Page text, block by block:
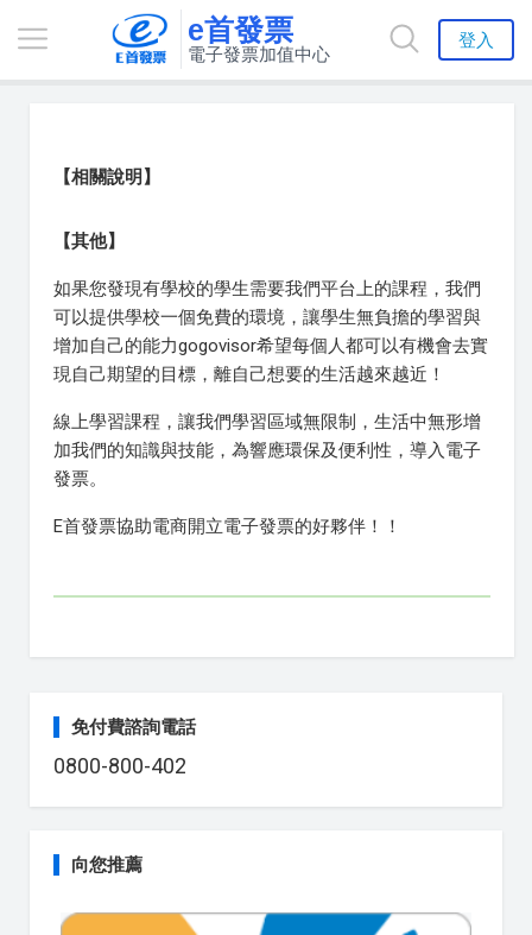
e首發票
電子發票加值中心
登入
【相關說明】
【其他】
如果您發現有學校的學生需要我們平台上的課程，我們
可以提供學校一個免費的環境，讓學生無負擔的學習與
增加自己的能力gogovisor希望每個人都可以有機會去實
現自己期望的目標，離自己想要的生活越來越近！
線上學習課程，讓我們學習區域無限制，生活中無形增
加我們的知識與技能，為響應環保及便利性，導入電子
發票。
E首發票協助電商開立電子發票的好夥伴！！
免付費諮詢電話
0800-800-402
向您推薦